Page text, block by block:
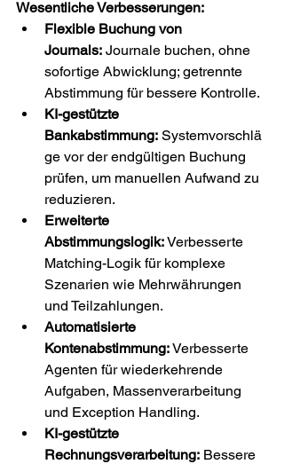
Wesentliche Verbesserungen:
Flexible Buchung von
Journals: Journale buchen, ohne
sofortige Abwicklung; getrennte
Abstimmung für bessere Kontrolle.
KI-gestützte
Bankabstimmung: Systemvorschlä
ge vor der endgültigen Buchung
prüfen, um manuellen Aufwand zu
reduzieren.
Erweiterte
Abstimmungslogik: Verbesserte
Matching-Logik für komplexe
Szenarien wie Mehrwährungen
und Teilzahlungen.
Automatisierte
Kontenabstimmung: Verbesserte
Agenten für wiederkehrende
Aufgaben, Massenverarbeitung
und Exception Handling.
KI-gestützte
Rechnungsverarbeitung: Bessere